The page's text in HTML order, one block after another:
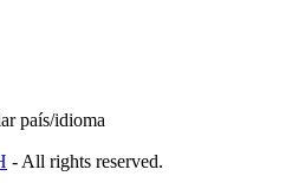
país/idioma
- All rights reserved.